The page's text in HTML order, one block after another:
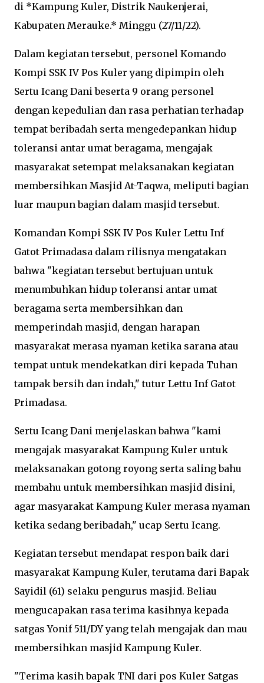
di *Kampung Kuler, Distrik Naukenjerai,
Kabupaten Merauke.* Minggu (27/11/22).
Dalam kegiatan tersebut, personel Komando
Kompi SSK IV Pos Kuler yang dipimpin oleh
Sertu Icang Dani beserta 9 orang personel
dengan kepedulian dan rasa perhatian terhadap
tempat beribadah serta mengedepankan hidup
toleransi antar umat beragama, mengajak
masyarakat setempat melaksanakan kegiatan
membersihkan Masjid At-Taqwa, meliputi bagian
luar maupun bagian dalam masjid tersebut.
Komandan Kompi SSK IV Pos Kuler Lettu Inf
Gatot Primadasa dalam rilisnya mengatakan
bahwa "kegiatan tersebut bertujuan untuk
menumbuhkan hidup toleransi antar umat
beragama serta membersihkan dan
memperindah masjid, dengan harapan
masyarakat merasa nyaman ketika sarana atau
tempat untuk mendekatkan diri kepada Tuhan
tampak bersih dan indah," tutur Lettu Inf Gatot
Primadasa.
Sertu Icang Dani menjelaskan bahwa "kami
mengajak masyarakat Kampung Kuler untuk
melaksanakan gotong royong serta saling bahu
membahu untuk membersihkan masjid disini,
agar masyarakat Kampung Kuler merasa nyaman
ketika sedang beribadah," ucap Sertu Icang.
Kegiatan tersebut mendapat respon baik dari
masyarakat Kampung Kuler, terutama dari Bapak
Sayidil (61) selaku pengurus masjid. Beliau
mengucapakan rasa terima kasihnya kepada
satgas Yonif 511/DY yang telah mengajak dan mau
membersihkan masjid Kampung Kuler.
"Terima kasih bapak TNI dari pos Kuler Satgas